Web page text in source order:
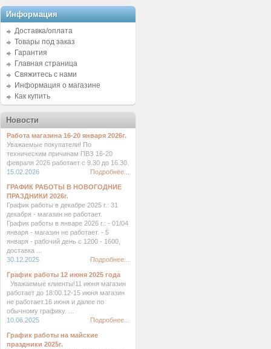
Информация
Доставка/оплата
Товары под заказ
Гарантия
Главная страница
Свяжитесь с нами
Информация о магазине
Как купить
Новости
Работа магазина 16-20 января 2026г.
Уважаемые покупатели! По
техническим причинам ПВЗ 16-20
февраля 2026 работает с 9.30 до 16.30.
15.02.2026
Подробнее...
ГРАФИК РАБОТЫ В НОВОГОДНИЕ
ПРАЗДНИКИ 2026г.
График работы в декабре 2025 г.: 31
декабря - магазин не работает.
График работы в январе 2026 г.: - 01/04
января - магазин не работает. - 5
января - рабочий день с 1200 - 1600,
доставка ...
30.12.2025
Подробнее...
График работы 12 июня 2025 года
Уважаемые клиенты!11 июня магазин
работает до 18:00.12-15 июня магазин
не работает.16 июня и далее по
обычному графику. ...
10.06.2025
Подробнее...
График работы на майские
праздники 2025г.